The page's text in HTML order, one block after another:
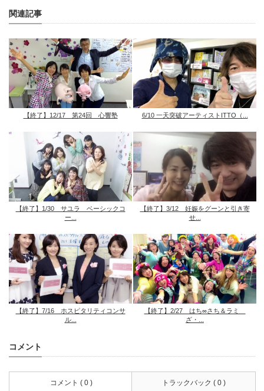
関連記事
【終了】12/17 第24回 心響塾 6/10 一天突破アーティストITTO（...
【終了】1/30 サユラ ベーシックコ
ー...
【終了】3/12 妊娠をグーンと引き寄
せ...
【終了】7/16 ホスピタリティコンサ
ル...
【終了】2/27 はち∞さち＆ラミ
ざ・...
コメント
コメント ( 0 ) トラックバック ( 0 )